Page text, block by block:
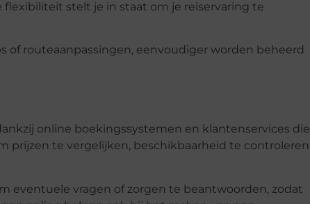
stelt je in staat om je reiservaring te
of routeaanpassingen, eenvoudiger worden beheerd
online boekingssystemen en klantenservices die
prijzen te vergelijken, beschikbaarheid te controleren
eventuele vragen of zorgen te beantwoorden, zodat